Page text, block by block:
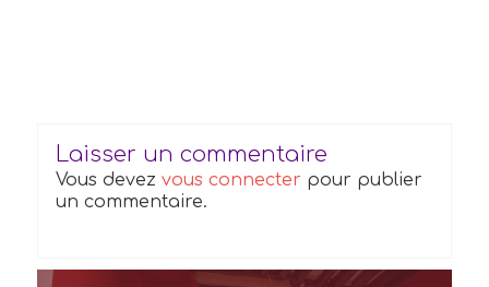
Laisser un commentaire
Vous devez vous connecter pour publier
un commentaire.